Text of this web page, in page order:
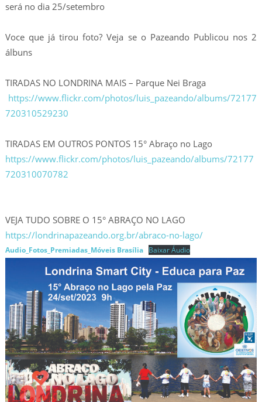
será no dia 25/setembro
Voce que já tirou foto? Veja se o Pazeando Publicou nos 2
álbuns
TIRADAS NO LONDRINA MAIS – Parque Nei Braga
https://www.flickr.com/photos/luis_pazeando/albums/72177
720310529230
TIRADAS EM OUTROS PONTOS 15° Abraço no Lago
https://www.flickr.com/photos/luis_pazeando/albums/72177
720310070782
VEJA TUDO SOBRE O 15° ABRAÇO NO LAGO
https://londrinapazeando.org.br/abraco-no-lago/
Audio_Fotos_Premiadas_Móveis Brasília Baixar Áudio